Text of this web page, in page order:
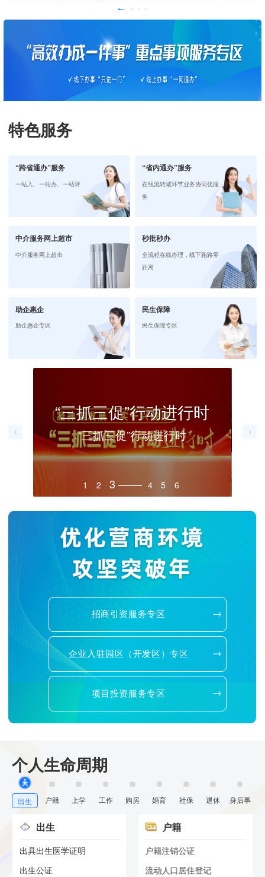
特色服务
“跨省通办”服务
一站入、一站办、一站评
“省内通办”服务
在线流转减环节业务协同优服
务
中介服务网上超市
中介服务网上超市
秒批秒办
全流程在线办理，线下跑路零
距离
助企惠企
助企惠企专区
民生保障
民生保障专区
”行动进行时
”行动进行时
集成办专区
您需要的都在这里
1 2 3 4 5 6
招商引资服务专区
企业入驻园区（开发区）专区
项目投资服务专区
个人生命周期
出生 户籍 上学 工作 购房 婚育 社保 退休 身后事
出生
出具出生医学证明
出生公证
户籍
户籍注销公证
流动人口居住登记